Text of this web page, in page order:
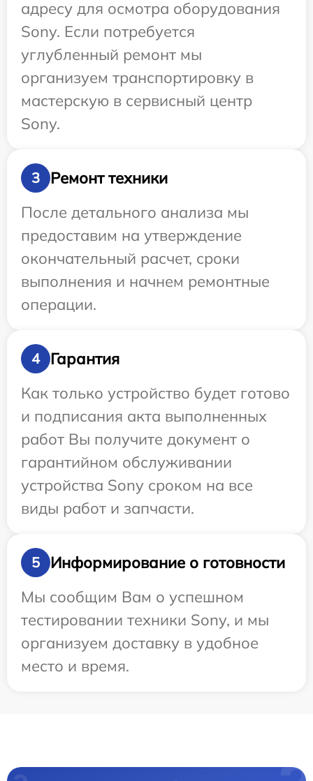
адресу для осмотра оборудования
Sony. Если потребуется
углубленный ремонт мы
организуем транспортировку в
мастерскую в сервисный центр
Sony.
3
Ремонт техники
После детального анализа мы
предоставим на утверждение
окончательный расчет, сроки
выполнения и начнем ремонтные
операции.
4
Гарантия
Как только устройство будет готово
и подписания акта выполненных
работ Вы получите документ о
гарантийном обслуживании
устройства Sony сроком на все
виды работ и запчасти.
5
Информирование о готовности
Мы сообщим Вам о успешном
тестировании техники Sony, и мы
организуем доставку в удобное
место и время.